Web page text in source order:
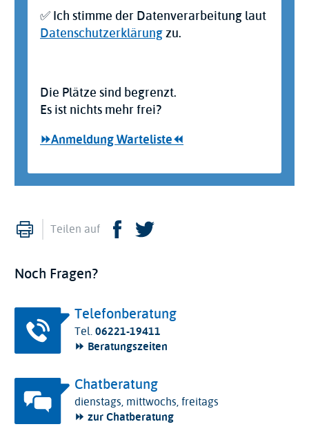
✅ Ich stimme der Datenverarbeitung laut
Datenschutzerklärungzu.
Die Plätze sind begrenzt.
Es ist nichts mehr frei?
⏩Anmeldung Warteliste⏪
Drucken
Teilen auf Facebook
Noch Fragen?
Telefonberatung
Tel.06221-19411
⏩ Beratungszeiten
Chatberatung
dienstags, mittwochs, freitags
⏩ zur Chatberatung